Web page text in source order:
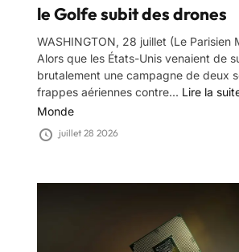
le Golfe subit des drones
WASHINGTON, 28 juillet (Le Parisien
Alors que les États-Unis venaient de
brutalement une campagne de deux
frappes aériennes contre... Lire la
Monde
juillet 28 2026